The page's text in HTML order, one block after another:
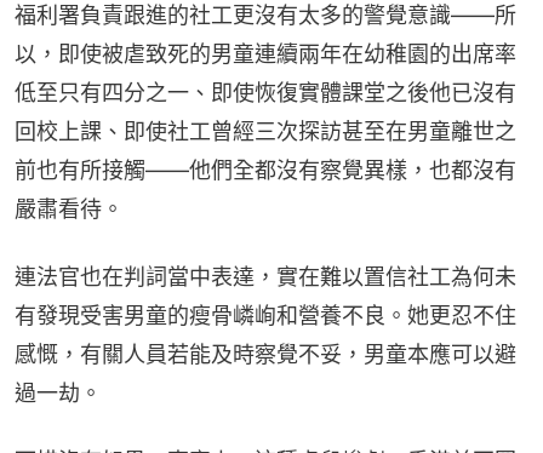
福利署負責跟進的社工更沒有太多的警覺意識——所
以，即使被虐致死的男童連續兩年在幼稚園的出席率
低至只有四分之一、即使恢復實體課堂之後他已沒有
回校上課、即使社工曾經三次探訪甚至在男童離世之
前也有所接觸——他們全都沒有察覺異樣，也都沒有
嚴肅看待。
連法官也在判詞當中表達，實在難以置信社工為何未
有發現受害男童的瘦骨嶙峋和營養不良。她更忍不住
感慨，有關人員若能及時察覺不妥，男童本應可以避
過一劫。